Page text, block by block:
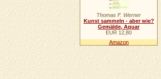
Thomas F. Werner
Kunst sammeln - aber wie?
Gemälde, Aquar
EUR 12,80
Amazon